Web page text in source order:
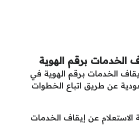
الخدمات برقم الهوية
الخدمات برقم الهوية في
عن طريق اتباع الخطوات
الاستعلام عن إيقاف الخدمات